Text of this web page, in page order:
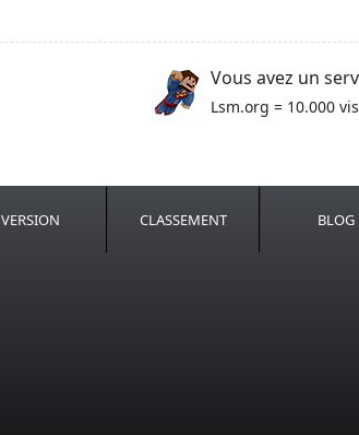
Vous avez un
Lsm.org = 10.000
VERSION CLASSEMENT BLOG